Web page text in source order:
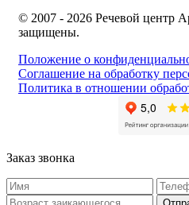
© 2007 - 2026 Речевой центр
защищены.
Положение о
Соглашение на обработку
Политика в отношении
Заказ звонка